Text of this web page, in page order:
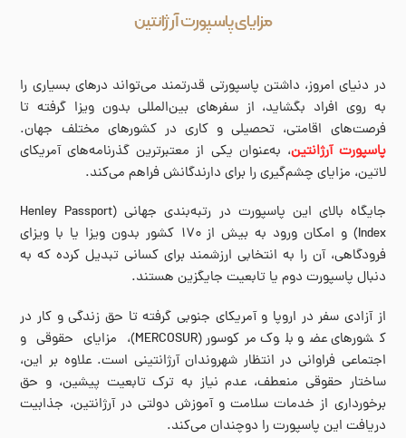
مزایای پاسپورت آرژانتین
در دنیای امروز، داشتن پاسپورتی قدرتمند می‌تواند درهای بسیاری را
به روی افراد بگشاید، از سفرهای بین‌المللی بدون ویزا گرفته تا
فرصت‌های اقامتی، تحصیلی و کاری در کشورهای مختلف جهان.
پاسپورت آرژانتین، به‌عنوان یکی از معتبرترین گذرنامه‌های آمریکای
لاتین، مزایای چشم‌گیری را برای دارندگانش فراهم می‌کند.
جایگاه بالای این پاسپورت در رتبه‌بندی جهانی (Henley Passport
Index) و امکان ورود به بیش از ۱۷۰ کشور بدون ویزا یا با ویزای
فرودگاهی، آن را به انتخابی ارزشمند برای کسانی تبدیل کرده که به
دنبال پاسپورت دوم یا تابعیت جایگزین هستند.
از آزادی سفر در اروپا و آمریکای جنوبی گرفته تا حق زندگی و کار در
کشورهای عضو بلوک مرکوسور (MERCOSUR)، مزایای حقوقی و
اجتماعی فراوانی در انتظار شهروندان آرژانتینی است. علاوه بر این،
ساختار حقوقی منعطف، عدم نیاز به ترک تابعیت پیشین، و حق
برخورداری از خدمات سلامت و آموزش دولتی در آرژانتین، جذابیت
دریافت این پاسپورت را دوچندان می‌کند.